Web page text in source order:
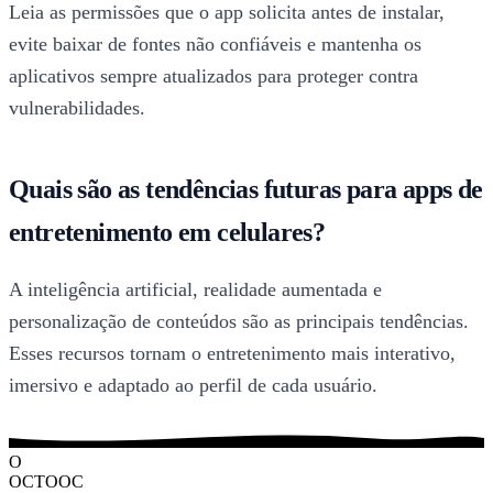
Leia as permissões que o app solicita antes de instalar,
evite baixar de fontes não confiáveis e mantenha os
aplicativos sempre atualizados para proteger contra
vulnerabilidades.
Quais são as tendências futuras para apps de
entretenimento em celulares?
A inteligência artificial, realidade aumentada e
personalização de conteúdos são as principais tendências.
Esses recursos tornam o entretenimento mais interativo,
imersivo e adaptado ao perfil de cada usuário.
O
OCTOOC